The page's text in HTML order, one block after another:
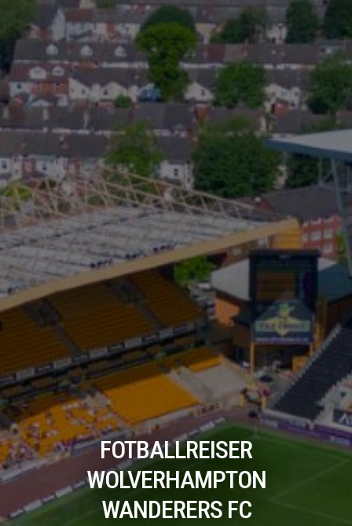
FOTBALLREISER
WOLVERHAMPTON
WANDERERS FC